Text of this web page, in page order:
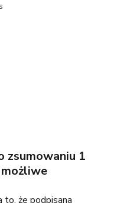
zsumowaniu 1
to, że podpisana